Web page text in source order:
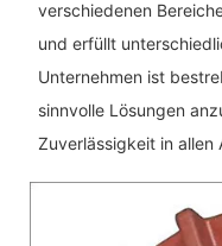
verschiedenen
und erfüllt
Unternehmen ist
sinnvolle Lösungen
Zuverlässigkeit in allen